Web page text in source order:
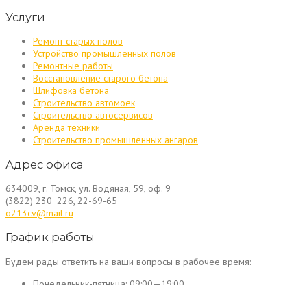
Услуги
Ремонт старых полов
Устройство промышленных полов
Ремонтные работы
Восстановление старого бетона
Шлифовка бетона
Строительство автомоек
Строительство автосервисов
Аренда техники
Строительство промышленных ангаров
Адрес офиса
634009, г. Томск, ул. Водяная, 59, оф. 9
(3822) 230−226, 22-69-65
o213cv@mail.ru
График работы
Будем рады ответить на ваши вопросы в рабочее время: